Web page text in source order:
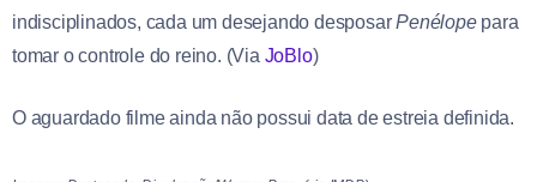
indisciplinados, cada um desejando desposarPenélope para
tomar o controle do reino. (Via JoBlo)
O aguardado filme ainda não possui data de estreia definida.